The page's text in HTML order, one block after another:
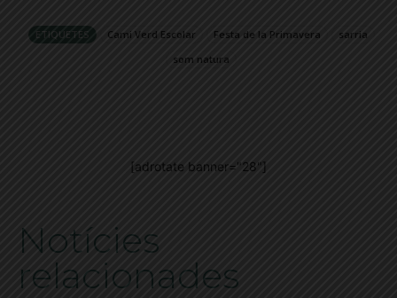
ETIQUETES Cami Verd Escolar Festa de la Primavera
sarria
som natura
[adrotate banner="28"]
Notícies
relacionades